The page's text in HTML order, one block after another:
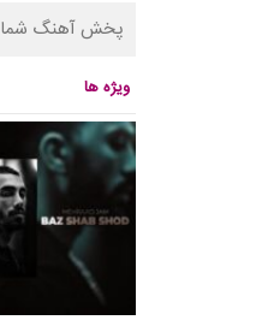
پخش آهنگ شما
ویژه ها